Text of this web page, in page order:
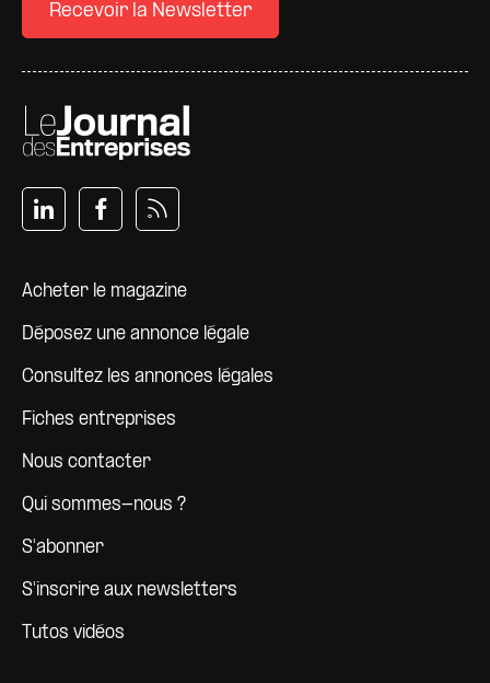
Recevoir la Newsletter
Pied de page
Acheter le magazine
Déposez une annonce légale
Consultez les annonces légales
Fiches entreprises
Nous contacter
Qui sommes-nous ?
S'abonner
S'inscrire aux newsletters
Tutos vidéos